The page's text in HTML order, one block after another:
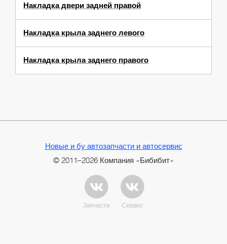
Накладка двери задней правой
Накладка крыла заднего левого
Накладка крыла заднего правого
Новые и бу автозапчасти и автосервис
© 2011–2026 Компания «Бибибит»
Запчасти Сервис